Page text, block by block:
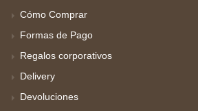
Cómo Comprar
Formas de Pago
Regalos corporativos
Delivery
Devoluciones